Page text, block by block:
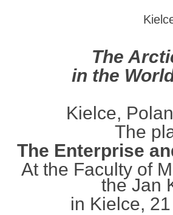
The
in the
Kielce,
The
The Enterprise
At the Faculty of
the Jan
in Kielce,